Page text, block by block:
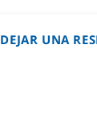
DEJAR UNA
Lo siento, debes